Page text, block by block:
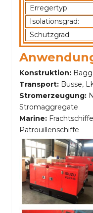
Erregertyp:
Isolationsgrad:
Schutzgrad:
Konstruktion:
Transport: Busse,
Stromerzeugung:
Stromaggregate
Marine:
Patrouillenschiffe